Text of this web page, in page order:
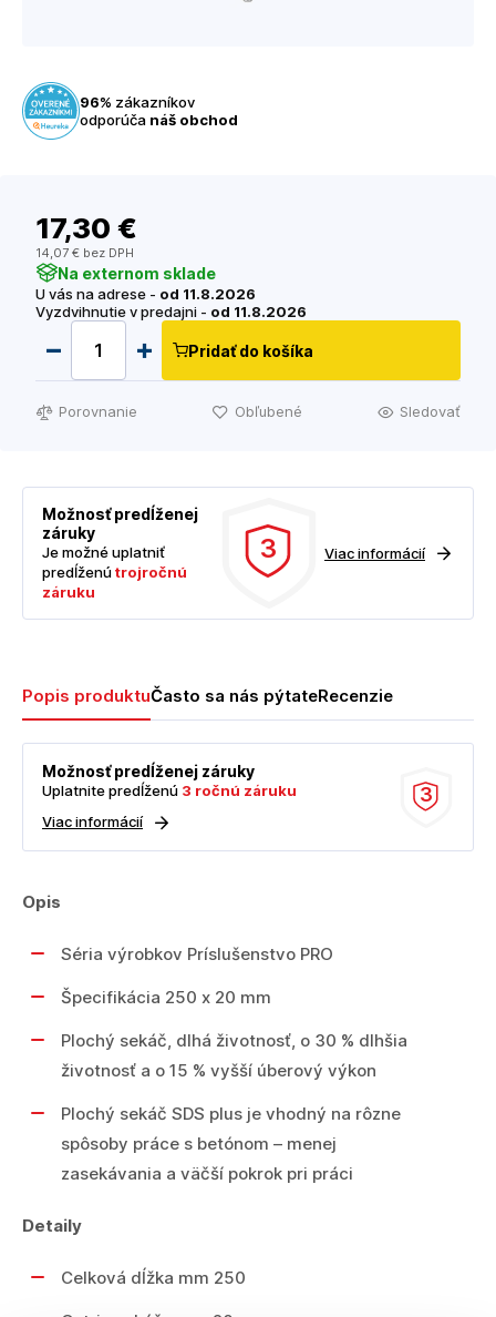
96% zákazníkov
odporúča náš obchod
17,30 €
14,07 € bez DPH
Na externom sklade
U vás na adrese - od 11.8.2026
Vyzdvihnutie v predajni - od 11.8.2026
Pridať do košíka
Porovnanie Obľubené Sledovať
Možnosť predĺženej
záruky
Je možné uplatniť
predĺženútrojročnú
záruku
3 Viac informácií
Popis produktuČasto sa nás pýtateRecenzie
3
Možnosť predĺženej záruky
Uplatnite predĺženú 3 ročnú záruku
Viac informácií
Opis
Séria výrobkov Príslušenstvo PRO
Špecifikácia 250 x 20 mm
Plochý sekáč, dlhá životnosť, o 30 % dlhšia
životnosť a o 15 % vyšší úberový výkon
Plochý sekáč SDS plus je vhodný na rôzne
spôsoby práce s betónom – menej
zasekávania a väčší pokrok pri práci
Detaily
Celková dĺžka mm 250